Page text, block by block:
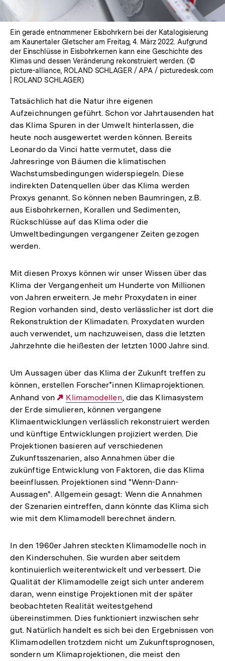
Ein gerade entnommener Eisbohrkern bei der Katalogisierung
am Kaunertaler Gletscher am Freitag, 4. März 2022. Aufgrund
der Einschlüsse in Eisbohrkernen kann eine Geschichte des
Klimas und dessen Veränderung rekonstruiert werden. (©
picture-alliance, ROLAND SCHLAGER / APA / picturedesk.com
| ROLAND SCHLAGER)
Tatsächlich hat die Natur ihre eigenen
Aufzeichnungen geführt. Schon vor Jahrtausenden hat
das Klima Spuren in der Umwelt hinterlassen, die
heute noch ausgewertet werden können. Bereits
Leonardo da Vinci hatte vermutet, dass die
Jahresringe von Bäumen die klimatischen
Wachstumsbedingungen widerspiegeln. Diese
indirekten Datenquellen über das Klima werden
Proxys genannt. So können neben Baumringen, z.B.
aus Eisbohrkernen, Korallen und Sedimenten,
Rückschlüsse auf das Klima oder die
Umweltbedingungen vergangener Zeiten gezogen
werden.
Mit diesen Proxys können wir unser Wissen über das
Klima der Vergangenheit um Hunderte von Millionen
von Jahren erweitern. Je mehr Proxydaten in einer
Region vorhanden sind, desto verlässlicher ist dort die
Rekonstruktion der Klimadaten. Proxydaten wurden
auch verwendet, um nachzuweisen, dass die letzten
Jahrzehnte die heißesten der letzten 1000 Jahre sind.
Um Aussagen über das Klima der Zukunft treffen zu
können, erstellen Forscher*innen Klimaprojektionen.
Anhand von
Externer
Link:
Klimamodellen, die das Klimasystem
der Erde simulieren, können vergangene
Klimaentwicklungen verlässlich rekonstruiert werden
und künftige Entwicklungen projiziert werden. Die
Projektionen basieren auf verschiedenen
Zukunftsszenarien, also Annahmen über die
zukünftige Entwicklung von Faktoren, die das Klima
beeinflussen. Projektionen sind "Wenn-Dann-
Aussagen". Allgemein gesagt: Wenn die Annahmen
der ⁠Szenarien eintreffen, dann könnte das Klima sich
wie mit dem Klimamodell berechnet ändern.
In den 1960er Jahren steckten Klimamodelle noch in
den Kinderschuhen. Sie wurden aber seitdem
kontinuierlich weiterentwickelt und verbessert. Die
Qualität der Klimamodelle zeigt sich unter anderem
daran, wenn einstige Projektionen mit der später
beobachteten Realität weitestgehend
übereinstimmen. Dies funktioniert inzwischen sehr
gut. Natürlich handelt es sich bei den Ergebnissen von
Klimamodellen trotzdem nicht um Zukunftsprognosen,
sondern um Klimaprojektionen, die meist den